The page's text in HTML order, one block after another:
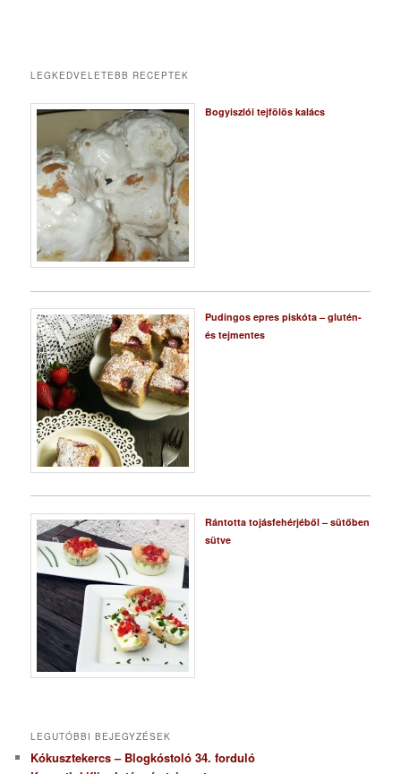
LEGKEDVELETEBB RECEPTEK
Bogyiszlói tejfölös kalács
Pudingos epres piskóta – glutén-
és tejmentes
Rántotta tojásfehérjéből – sütőben
sütve
LEGUTÓBBI BEJEGYZÉSEK
Kókusztekercs – Blogkóstoló 34. forduló